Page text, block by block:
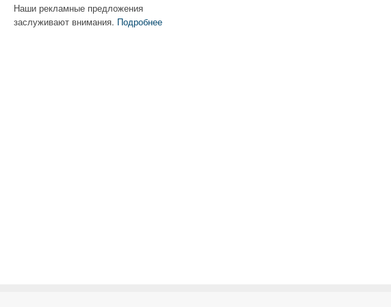
Наши рекламные предложения
заслуживают внимания. Подробнее